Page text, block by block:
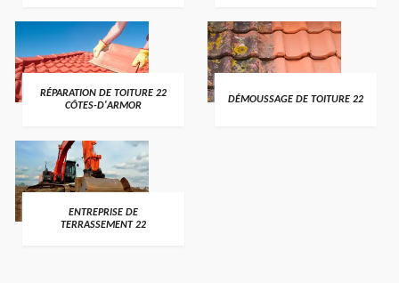
RÉPARATION DE TOITURE 22
CÔTES-D'ARMOR
DÉMOUSSAGE DE TOITURE 22
ENTREPRISE DE
TERRASSEMENT 22